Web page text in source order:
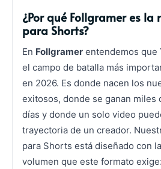
¿Por qué Follgramer es la
para Shorts?
En Follgramer entendemos que
el campo de batalla más
en 2026. Es donde nacen los
exitosos, donde se ganan miles
días y donde un solo video
trayectoria de un creador.
para Shorts está diseñado con
volumen que este formato exige: